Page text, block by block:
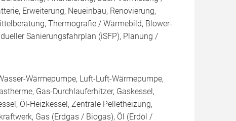
Erweiterung, Neueinbau, Renovierung,
Thermografie / Wärmebild, Blower-
Sanierungsfahrplan (iSFP), Planung /
Wärmepumpe, Luft-Luft-Wärmepumpe,
Gas-Durchlauferhitzer, Gaskessel,
Öl-Heizkessel, Zentrale Pelletheizung,
Gas (Erdgas / Biogas), Öl (Erdöl /